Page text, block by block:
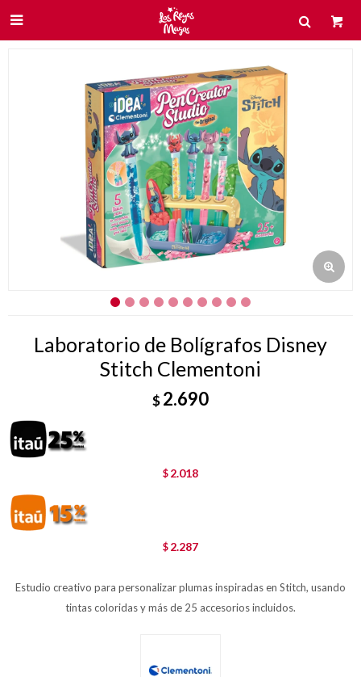

Laboratorio de Bolígrafos Disney
Stitch Clementoni
$2.690
$ 2.018
$ 2.287
Estudio creativo para personalizar plumas inspiradas en Stitch, usando
tintas coloridas y más de 25 accesorios incluidos.